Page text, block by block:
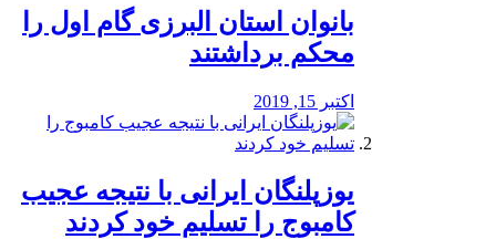
بانوان استان البرزی گام اول را
محكم برداشتند
اکتبر 15, 2019
یوزپلنگان ایرانی با نتیجه عجیب
کامبوج را تسلیم خود کردند